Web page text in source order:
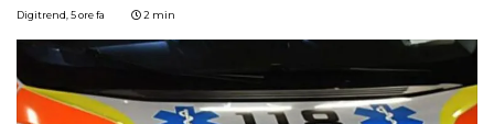
Digitrend,5 ore fa 2 min